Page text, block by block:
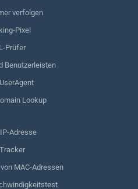
verfolgen
Pixel
Prüfer
Benutzerleisten
Lookup
Adresse
MAC-Adressen